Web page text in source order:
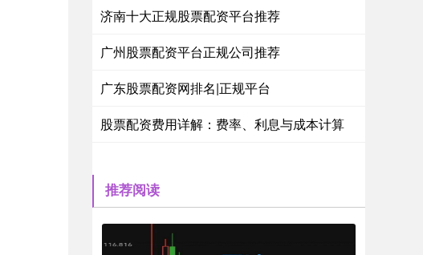
济南十大正规股票配资平台推荐
广州股票配资平台正规公司推荐
广东股票配资网排名|正规平台
股票配资费用详解：费率、利息与成本计算
推荐阅读